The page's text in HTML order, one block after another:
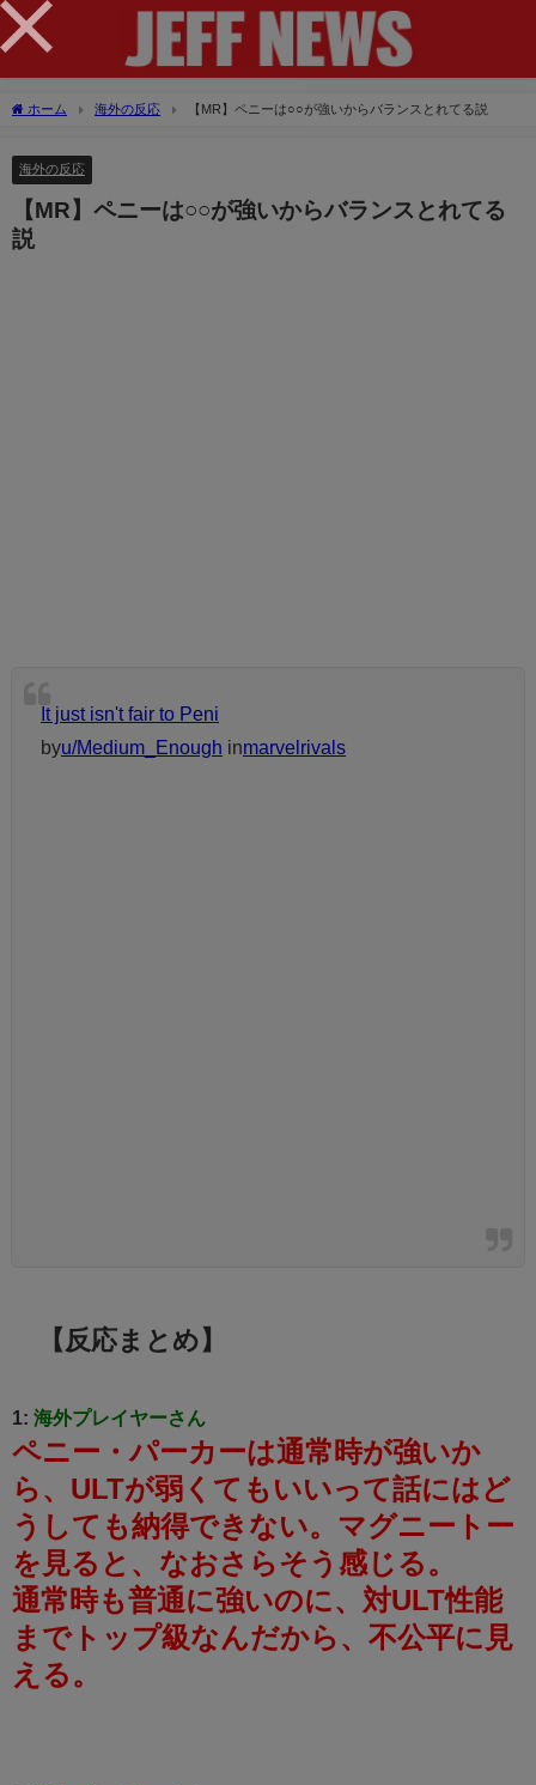
ホーム 海外の反応 【MR】ペニーは○○が強いからバランスとれてる説
海外の反応
【MR】ペニーは○○が強いからバランスとれてる
説
It just isn't fair to Peni
byu/Medium_Enough inmarvelrivals
【反応まとめ】
1: 海外プレイヤーさん
ペニー・パーカーは通常時が強いか
ら、ULTが弱くてもいいって話にはど
うしても納得できない。 マグニートー
を見ると、なおさらそう感じる。
通常時も普通に強いのに、対ULT性能
までトップ級なんだから、不公平に見
える。
×